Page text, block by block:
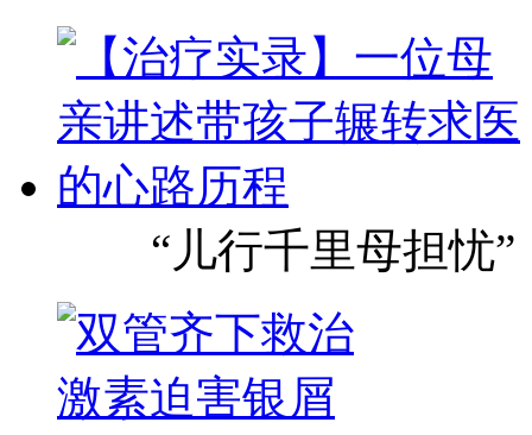
“儿行千里母担忧”